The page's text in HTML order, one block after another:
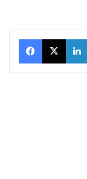
Facebook
X